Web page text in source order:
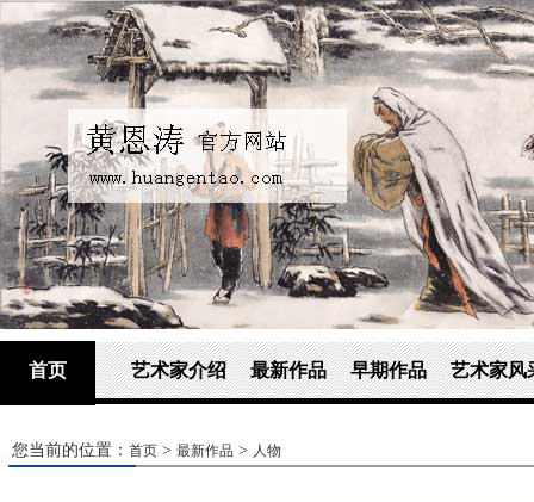
首页 艺术家介绍 最新作品 早期作品 艺术家风
您当前的位置： 首页 > 最新作品 > 人物